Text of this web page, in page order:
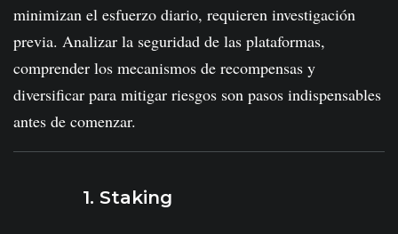
minimizan el esfuerzo diario, requieren investigación
previa. Analizar la seguridad de las plataformas,
comprender los mecanismos de recompensas y
diversificar para mitigar riesgos son pasos indispensables
antes de comenzar.
1. Staking